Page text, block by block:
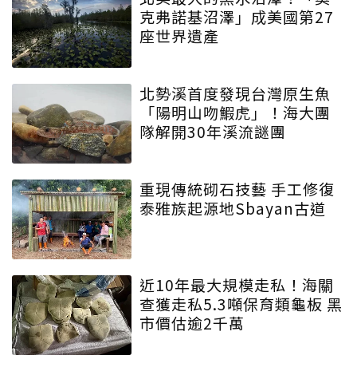
克弗諾基沼澤」成美國第27
座世界遺產
北勢溪首度發現台灣原生魚
「陽明山吻鰕虎」！海大團
隊解開30年溪流謎團
重現傳統砌石技藝 手工修復
泰雅族起源地Sbayan古道
近10年最大規模走私！海關
查獲走私5.3噸保育類龜板 黑
市價估逾2千萬